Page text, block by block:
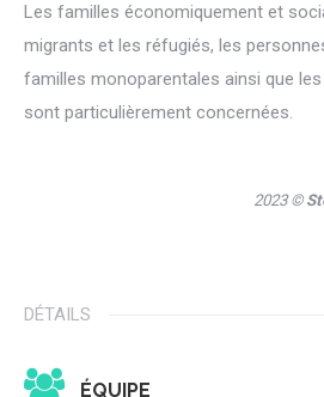
Les familles économiquement et
migrants et les réfugiés, les
familles monoparentales ainsi que
sont particulièrement concernées.
2023 ©
DÉTAILS
ÉQUIPE